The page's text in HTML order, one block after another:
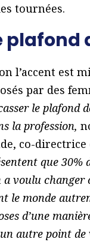
tournées.
plafond
l’accent est
par des
le plafond
la profession,
co-directrice
que 30%
a voulu changer
le monde
d’une
autre point de